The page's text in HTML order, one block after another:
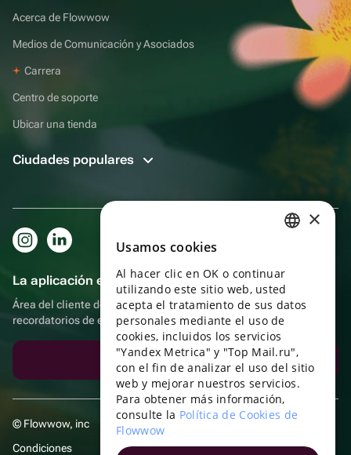
Acerca de Flowwow
Medios de Comunicación y Asociados
Carrera
Centro de soporte
Ubicar una tienda
Ciudades populares
La aplicación es aún más práctica.
Área del cliente del destinatario, más bonos por compras y
recordatorios de eventos
Descargar la aplicación
© Flowwow, inc
Condiciones
ENGLISH
UKRAINIAN
PORTUGUESE
SPANISH
HUNGARIAN
ITALIAN
×
Usamos cookies
Al hacer clic en OK o continuar
utilizando este sitio web, usted
acepta el tratamiento de sus datos
personales mediante el uso de
cookies, incluidos los servicios
"Yandex Metrica" y "Top Mail.ru",
con el fin de analizar el uso del sitio
web y mejorar nuestros servicios.
Para obtener más información,
consulte la Política de Cookies de
Flowwow